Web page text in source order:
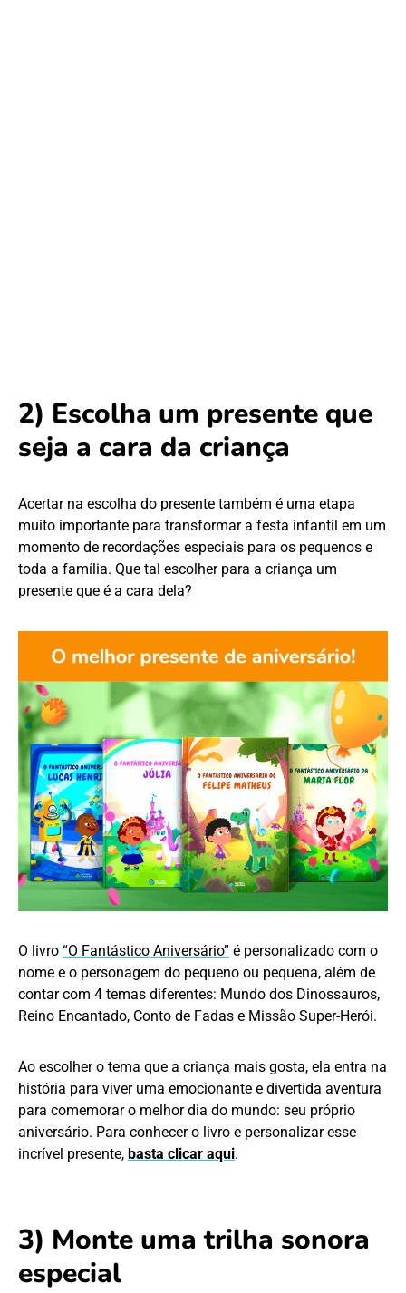
2) Escolha um presente que
seja a cara da criança
Acertar na escolha do presente também é uma etapa
muito importante para transformar a festa infantil em um
momento de recordações especiais para os pequenos e
toda a família. Que tal escolher para a criança um
presente que é a cara dela?
O livro “O Fantástico Aniversário” é personalizado com o
nome e o personagem do pequeno ou pequena, além de
contar com 4 temas diferentes: Mundo dos Dinossauros,
Reino Encantado, Conto de Fadas e Missão Super-Herói.
Ao escolher o tema que a criança mais gosta, ela entra na
história para viver uma emocionante e divertida aventura
para comemorar o melhor dia do mundo: seu próprio
aniversário. Para conhecer o livro e personalizar esse
incrível presente, basta clicar aqui.
3) Monte uma trilha sonora
especial